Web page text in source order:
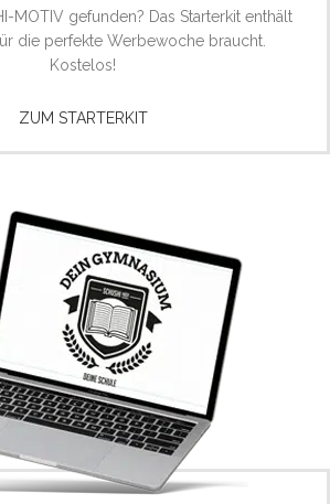
MOTIV gefunden? Das Starterkit enthält
die perfekte Werbewoche braucht.
Kostelos!
ZUM STARTERKIT